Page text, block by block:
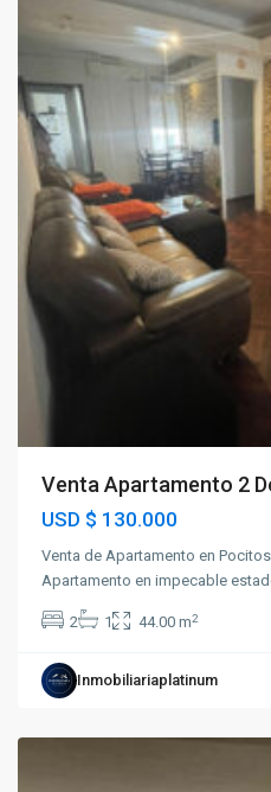
Venta Apartamento 2
USD $ 130.000
Venta de Apartamento en
Apartamento en impecable
2 1 44.00 m2
Inmobiliariaplatinum